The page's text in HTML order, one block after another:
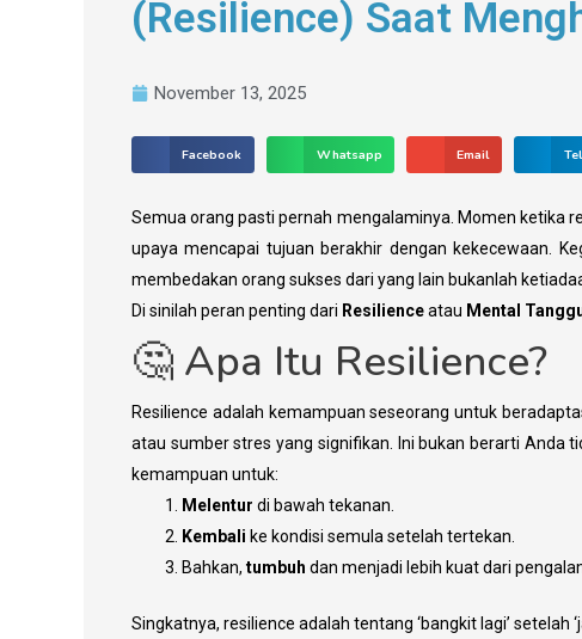
(Resilience) Saat
November 13, 2025
Facebook Whatsapp Email
Semua orang pasti pernah mengalaminya. Momen ketika
upaya mencapai tujuan berakhir dengan kekecewaan.
membedakan orang sukses dari yang lain bukanlah
​Di sinilah peran penting dari Resilienceatau Mental
​🤔 Apa Itu Resilience?
​Resilience adalah kemampuan seseorang untuk
atau sumber stres yang signifikan. Ini bukan berarti Anda
kemampuan untuk:
Melentur di bawah tekanan.
Kembali ke kondisi semula setelah tertekan.
​Bahkan, tumbuh dan menjadi lebih kuat dari
​Singkatnya, resilience adalah tentang ‘bangkit lagi’ setelah